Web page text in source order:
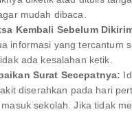
mudah dibaca.
Kembali Sebelum
informasi yang tercantum
ada kesalahan ketik.
Surat Secepatnya:
diserahkan pada hari
sekolah. Jika tidak